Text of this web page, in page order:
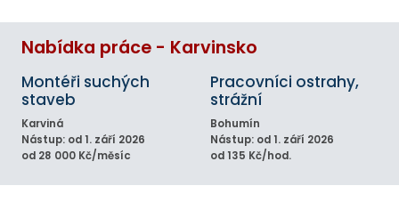
Nabídka práce - Karvinsko
Montéři suchých
staveb
Karviná
Nástup: od 1. září 2026
od 28 000 Kč/měsíc
Pracovníci ostrahy,
strážní
Bohumín
Nástup: od 1. září 2026
od 135 Kč/hod.